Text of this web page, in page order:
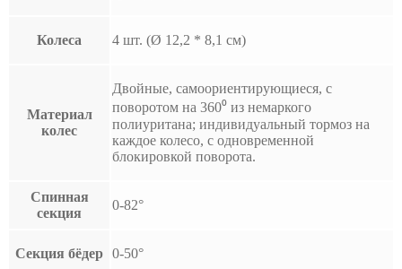
Колеса 4 шт. (Ø 12,2 * 8,1 см)
Материал
колес
Двойные, самоориентирующиеся, с
поворотом на 360⁰ из немаркого
полиуритана; индивидуальный тормоз на
каждое колесо, с одновременной
блокировкой поворота.
Спинная
секция
0-82°
Секция бёдер 0-50°